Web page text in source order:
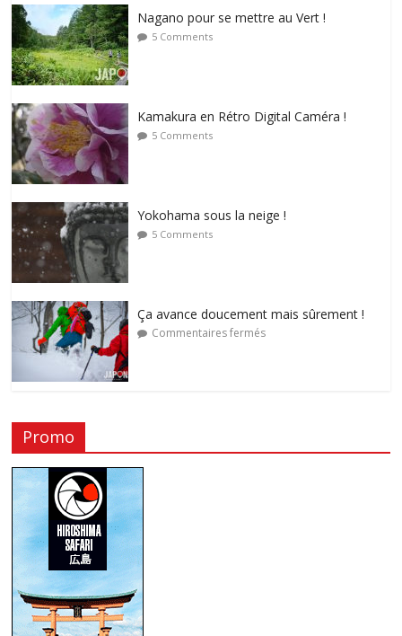
Nagano pour se mettre au Vert !
5 Comments
Kamakura en Rétro Digital Caméra !
5 Comments
Yokohama sous la neige !
5 Comments
Ça avance doucement mais sûrement !
Commentaires fermés
Promo